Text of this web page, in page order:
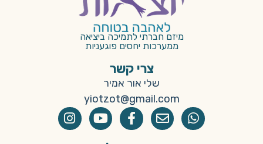
מיזם חברתי לתמיכה ביציאה
ממערכות יחסים פוגעניות
צרי קשר
שלי אור אמיר
yiotzot@gmail.com